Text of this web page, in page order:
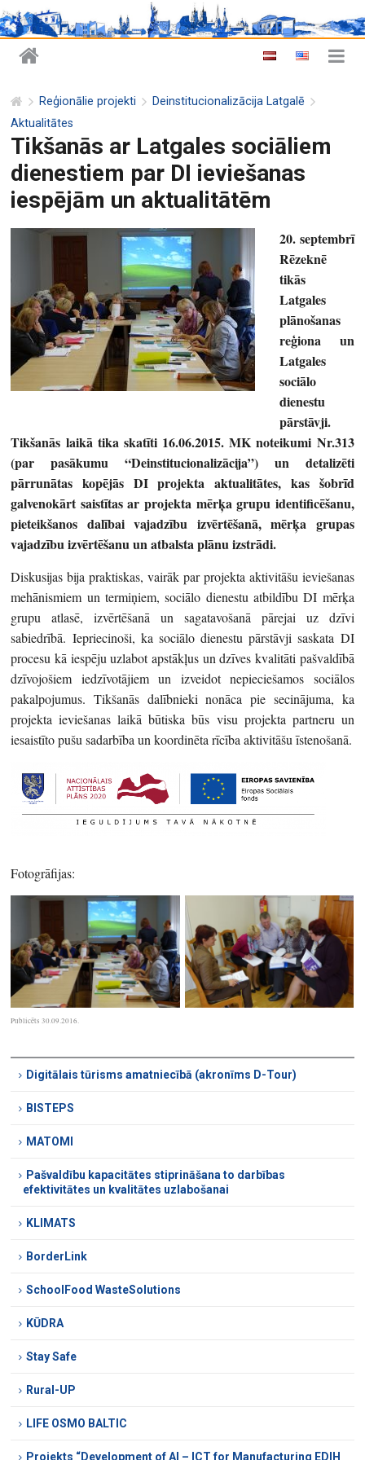
Reģionālie projekti
Deinstitucionalizācija Latgalē
Aktualitātes
Tikšanās ar Latgales sociāliem
dienestiem par DI ieviešanas
iespējām un aktualitātēm
20. septembrī
Rēzeknē
tikās
Latgales
plānošanas
reģiona un
Latgales
sociālo
dienestu
pārstāvji.
Tikšanās laikā tika skatīti 16.06.2015. MK noteikumi Nr.313
(par pasākumu “Deinstitucionalizācija”) un detalizēti
pārrunātas kopējās DI projekta aktualitātes, kas šobrīd
galvenokārt saistītas ar projekta mērķa grupu identificēšanu,
pieteikšanos dalībai vajadzību izvērtēšanā, mērķa grupas
vajadzību izvērtēšanu un atbalsta plānu izstrādi.
Diskusijas bija praktiskas, vairāk par projekta aktivitāšu ieviešanas
mehānismiem un termiņiem, sociālo dienestu atbildību DI mērķa
grupu atlasē, izvērtēšanā un sagatavošanā pārejai uz dzīvi
sabiedrībā. Iepriecinoši, ka sociālo dienestu pārstāvji saskata DI
procesu kā iespēju uzlabot apstākļus un dzīves kvalitāti pašvaldībā
dzīvojošiem iedzīvotājiem un izveidot nepieciešamos sociālos
pakalpojumus. Tikšanās dalībnieki nonāca pie secinājuma, ka
projekta ieviešanas laikā būtiska būs visu projekta partneru un
iesaistīto pušu sadarbība un koordinēta rīcība aktivitāšu īstenošanā.
Fotogrāfijas:
Publicēts 30.09.2016.
Digitālais tūrisms amatniecībā (akronīms D-Tour)
BISTEPS
MATOMI
Pašvaldību kapacitātes stiprināšana to darbības
efektivitātes un kvalitātes uzlabošanai
KLIMATS
BorderLink
SchoolFood WasteSolutions
KŪDRA
Stay Safe
Rural-UP
LIFE OSMO BALTIC
Projekts “Development of AI – ICT for Manufacturing EDIH